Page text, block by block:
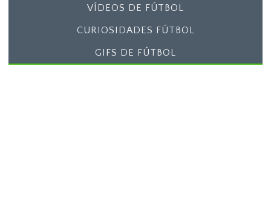
VÍDEOS DE FÚTBOL
CURIOSIDADES FÚTBOL
GIFS DE FÚTBOL